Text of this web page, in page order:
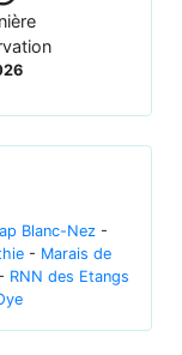
Blanc-Nez -
- Marais de
- RNN des Etangs